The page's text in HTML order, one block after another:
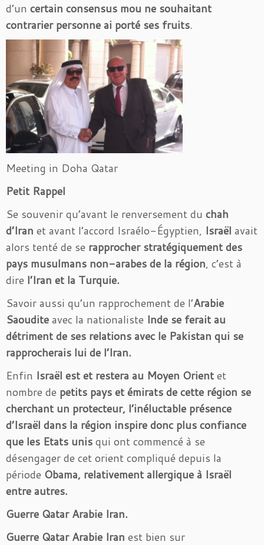
d’un certain consensus mou ne souhaitant
contrarier personne ai porté ses fruits.
Meeting in Doha Qatar
Petit Rappel
Se souvenir qu’avant le renversement du chah
d’Iran et avant l’accord Israélo-Égyptien, Israël avait
alors tenté de se rapprocher stratégiquement des
pays musulmans non-arabes de la région, c’est à
dire l’Iran et la Turquie.
Savoir aussi qu’un rapprochement de l’Arabie
Saouditeavec la nationaliste Inde se ferait au
détriment de ses relations avec le Pakistan qui se
rapprocherais lui de l’Iran.
Enfin Israël est et restera au Moyen Orientet
nombre de petits pays et émirats de cette région se
cherchant un protecteur, l’inéluctable présence
d’Israël dans la région inspire donc plus confiance
que les Etats unisqui ont commencé à se
désengager de cet orient compliqué depuis la
période Obama, relativement allergique à Israël
entre autres.
Guerre Qatar Arabie Iran.
Guerre Qatar Arabie Iran est bien sur